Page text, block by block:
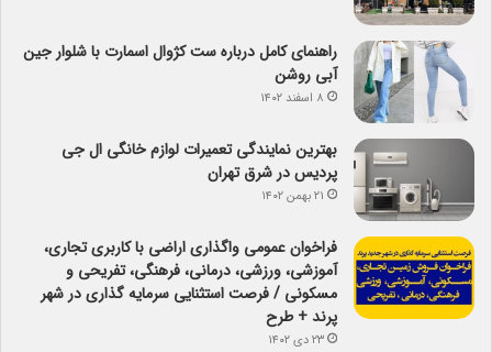
راهنمای کامل درباره ست کژوال اسمارت با شلوار جین
آبی روشن
۸ اسفند ۱۴۰۲
بهترین نمایندگی تعمیرات لوازم خانگی ال جی
پردیس در شرق تهران
۲۱ بهمن ۱۴۰۲
فراخوان عمومی واگذاری اراضی با کاربری تجاری،
آموزشی، ورزشی، درمانی، فرهنگی، تفریحی و
مسکونی / فرصت استثنایی سرمایه گذاری در شهر
پرند + طرح
۲۳ دی ۱۴۰۲